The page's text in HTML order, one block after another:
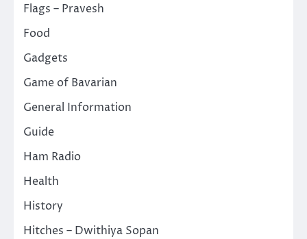
Flags – Pravesh
Food
Gadgets
Game of Bavarian
General Information
Guide
Ham Radio
Health
History
Hitches – Dwithiya Sopan